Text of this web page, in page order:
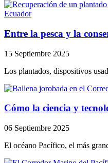
Ecuador
Entre la pesca y la
15 Septiembre 2025
Los plantados, dispositivos
Cómo la ciencia y
06 Septiembre 2025
El océano Pacífico, el más